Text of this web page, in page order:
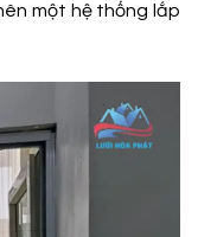
một hệ thống lắp